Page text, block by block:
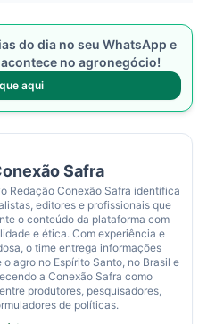
do dia no seu WhatsApp e
no agronegócio!
aqui
Safra
Redação Conexão Safra identifica
editores e profissionais que
o conteúdo da plataforma com
e ética. Com experiência e
o time entrega informações
agro no Espírito Santo, no Brasil e
a Conexão Safra como
produtores, pesquisadores,
de políticas.